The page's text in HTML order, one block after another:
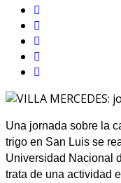
Una jornada sobre la
trigo en San Luis se
Universidad Nacional
trata de una actividad